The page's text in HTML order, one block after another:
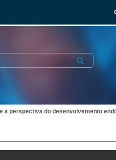
Submit
a perspectiva do desenvolvemento